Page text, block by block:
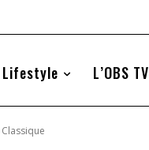
Lifestyle L’OBS TV